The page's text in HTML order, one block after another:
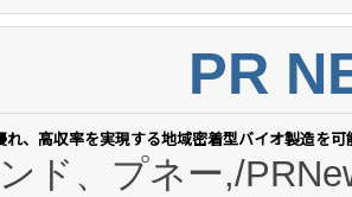
PR
、高収率を実現する地域密着型バイオ製造を
ド、プネー,/